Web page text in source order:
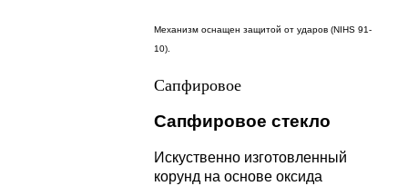
Механизм оснащен защитой от ударов (NIHS 91-
10).
Сапфировое
Сапфировое стекло
Искуственно изготовленный
корунд на основе оксида